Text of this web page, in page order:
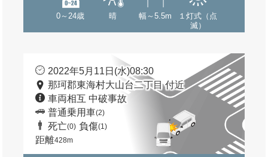
0～24歳 晴 幅～5.5m
１灯式（点
滅）
2022年5月11日(水)08:30
那珂郡東海村大山台二丁目 付近
車両相互 中破事故
普通乗用車(2)
死亡(0) 負傷(1)
距離428m